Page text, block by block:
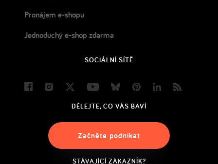
Pronájem e-shopu
Jednoduchý e-shop zdarma
SOCIÁLNÍ SÍTĚ
FacebookInstagram
Twitter YoutubeBlueskyPinterestLinkedIn
DĚLEJTE, CO VÁS BAVÍ
Začněte podnikat
STÁVAJÍCÍ ZÁKAZNÍK?